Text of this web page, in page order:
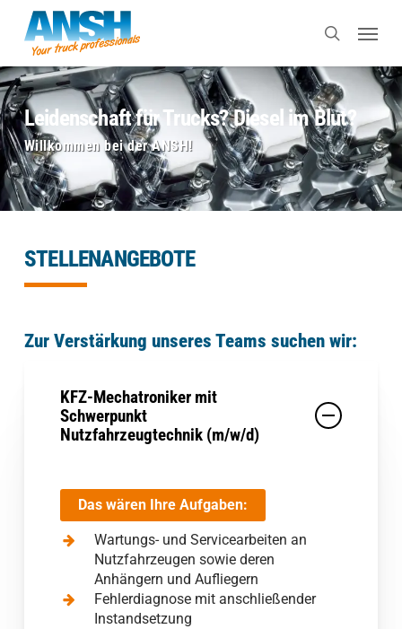
content
search
Leidenschaft für Trucks? Diesel im Blut?
Willkommen bei der ANSH!
STELLENANGEBOTE
Zur Verstärkung unseres Teams suchen wir:
KFZ-Mechatroniker mit
Schwerpunkt
Nutzfahrzeugtechnik (m/w/d)
Das wären Ihre Aufgaben:
Wartungs- und Servicearbeiten an
Nutzfahrzeugen sowie deren
Anhängern und Aufliegern
Fehlerdiagnose mit anschließender
Instandsetzung